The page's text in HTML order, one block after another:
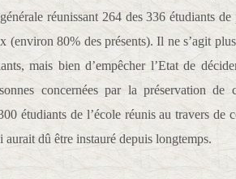
réunissant 264 des 336 étudiants
(environ 80% des présents). Il ne s’agit
mais bien d’empêcher l’Etat de
concernées par la préservation de
étudiants de l’école réunis au travers de
dû être instauré depuis longtemps.